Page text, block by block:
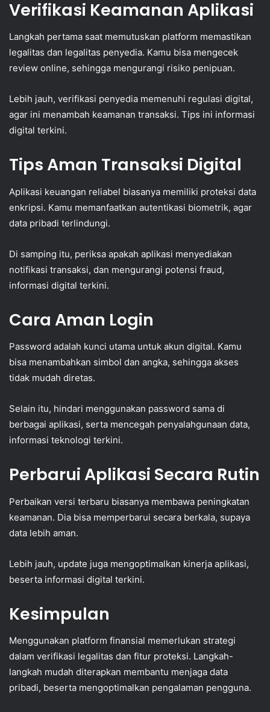
Verifikasi Keamanan Aplikasi
Langkah pertama saat memutuskan platform memastikan
legalitas dan legalitas penyedia. Kamu bisa mengecek
review online, sehingga mengurangi risiko penipuan.
Lebih jauh, verifikasi penyedia memenuhi regulasi digital,
agar ini menambah keamanan transaksi. Tips ini informasi
digital terkini.
Tips Aman Transaksi Digital
Aplikasi keuangan reliabel biasanya memiliki proteksi data
enkripsi. Kamu memanfaatkan autentikasi biometrik, agar
data pribadi terlindungi.
Di samping itu, periksa apakah aplikasi menyediakan
notifikasi transaksi, dan mengurangi potensi fraud,
informasi digital terkini.
Cara Aman Login
Password adalah kunci utama untuk akun digital. Kamu
bisa menambahkan simbol dan angka, sehingga akses
tidak mudah diretas.
Selain itu, hindari menggunakan password sama di
berbagai aplikasi, serta mencegah penyalahgunaan data,
informasi teknologi terkini.
Perbarui Aplikasi Secara Rutin
Perbaikan versi terbaru biasanya membawa peningkatan
keamanan. Dia bisa memperbarui secara berkala, supaya
data lebih aman.
Lebih jauh, update juga mengoptimalkan kinerja aplikasi,
beserta informasi digital terkini.
Kesimpulan
Menggunakan platform finansial memerlukan strategi
dalam verifikasi legalitas dan fitur proteksi. Langkah-
langkah mudah diterapkan membantu menjaga data
pribadi, beserta mengoptimalkan pengalaman pengguna.